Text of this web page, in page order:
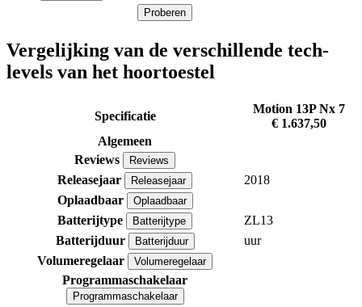
Proberen
Vergelijking van de verschillende tech-
levels van het hoortoestel
Specificatie
Motion 13P Nx 7
€ 1.637,50
Algemeen
Reviews
Reviews
Releasejaar Releasejaar
2018
Oplaadbaar
Oplaadbaar
Batterijtype Batterijtype
ZL13
Batterijduur
Batterijduur
uur
Volumeregelaar
Volumeregelaar
Programmaschakelaar
Programmaschakelaar